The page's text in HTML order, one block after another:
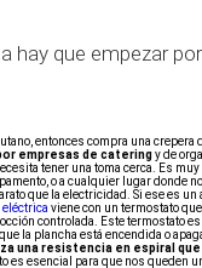
hay que empezar
entonces compra una
empresas de cateringy de
tener una toma cerca. Es
o a cualquier lugar donde
que la electricidad. Si ese es
viene con un termostato
controlada. Este termostato
la plancha está encendida o
una resistencia en espiral
es esencial para que nos queden